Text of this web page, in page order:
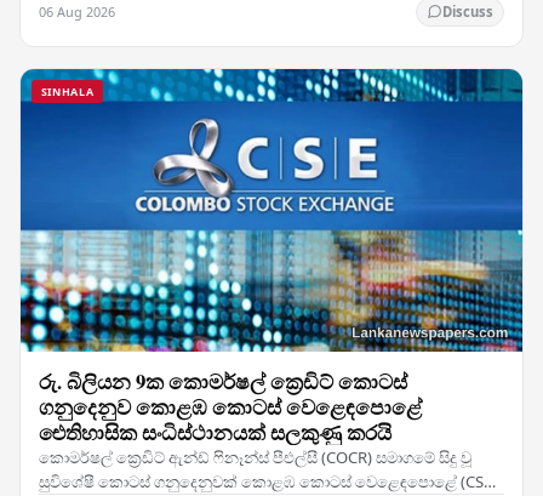
06 Aug 2026 Discuss
SINHALA
රු. බිලියන 9ක කොමර්ෂල් ක්‍රෙඩිට් කොටස්
ගනුදෙනුව කොළඹ කොටස් වෙළෙඳපොළේ
ඓතිහාසික සංධිස්ථානයක් සලකුණු කරයි
කොමර්ෂල් ක්‍රෙඩිට් ඇන්ඩ් ෆිනෑන්ස් පීඑල්සී (COCR) සමාගමේ සිදු වූ
සුවිශේෂී කොටස් ගනුදෙනුවක් කොළඹ කොටස් වෙළෙඳපොළේ (CSE)